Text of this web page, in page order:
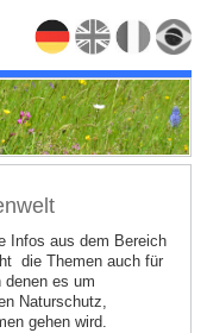
Infos aus dem Bereich
die Themen auch für
denen es um
Naturschutz,
gehen wird.